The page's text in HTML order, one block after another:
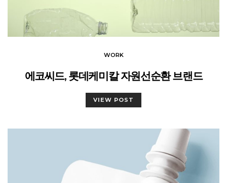
WORK
에코씨드, 롯데케미칼 자원선순환 브랜드
VIEW POST